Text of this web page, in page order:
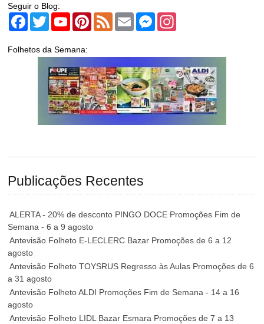
Seguir o Blog:
Facebook
TwitterYouTubePinterest
Feed Email Messenger
Folhetos da Semana:
Publicações Recentes
ALERTA - 20% de desconto PINGO DOCE Promoções Fim de
Semana - 6 a 9 agosto
Antevisão Folheto E-LECLERC Bazar Promoções de 6 a 12
agosto
Antevisão Folheto TOYSRUS Regresso às Aulas Promoções de 6
a 31 agosto
Antevisão Folheto ALDI Promoções Fim de Semana - 14 a 16
agosto
Antevisão Folheto LIDL Bazar Esmara Promoções de 7 a 13